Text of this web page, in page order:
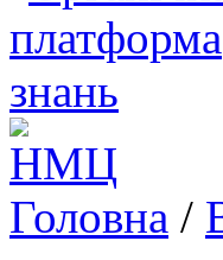
Головна /